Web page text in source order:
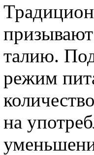
талию.
режим
на